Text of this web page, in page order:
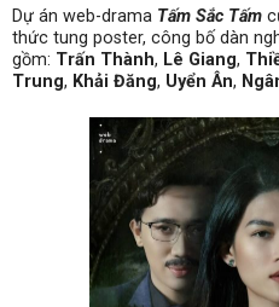
Dự án web-drama Tấm Sắc Tấm
thức tung poster, công bố dàn
gồm: Trấn Thành, Lê Giang,
Trung, Khải Đăng, Uyển Ân,